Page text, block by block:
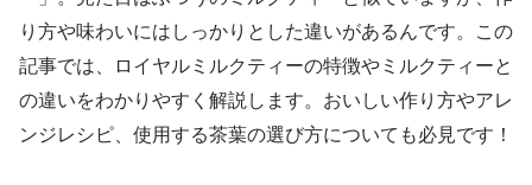
り方や味わいにはしっかりとした違いがあるんです。この
記事では、ロイヤルミルクティーの特徴やミルクティーと
の違いをわかりやすく解説します。おいしい作り方やアレ
ンジレシピ、使用する茶葉の選び方についても必見です！